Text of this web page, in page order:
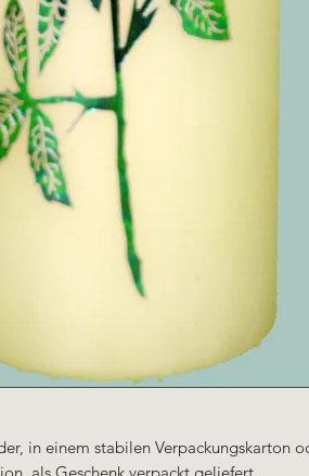
in einem stabilen Verpackungskarton